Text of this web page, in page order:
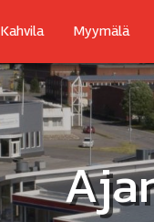
Kahvila Myymälä